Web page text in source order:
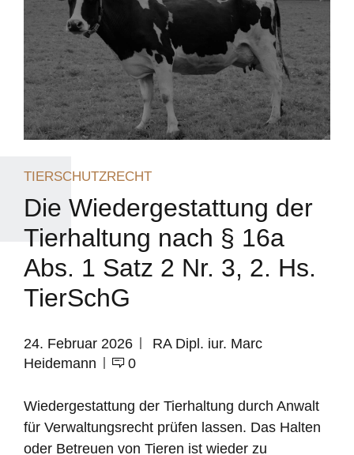
TIERSCHUTZRECHT
Die Wiedergestattung der
Tierhaltung nach § 16a
Abs. 1 Satz 2 Nr. 3, 2. Hs.
TierSchG
24. Februar 2026
RA Dipl. iur. Marc
Heidemann
0
Wiedergestattung der Tierhaltung durch Anwalt
für Verwaltungsrecht prüfen lassen. Das Halten
oder Betreuen von Tieren ist wieder zu